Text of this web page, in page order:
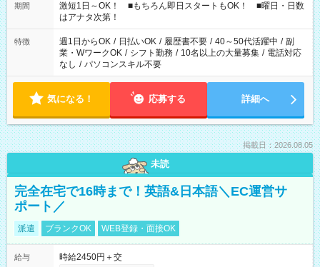
期間
激短1日～OK！ ■もちろん即日スタートもOK！ ■曜日・日数
はアナタ次第！
特徴 週1日からOK / 日払いOK / 履歴書不要 / 40～50代活躍中 / 副
業・WワークOK / シフト勤務 / 10名以上の大量募集 / 電話対応
なし / パソコンスキル不要
気になる！ 応募する 詳細へ
掲載日：2026.08.05
未読
完全在宅で16時まで！英語&日本語＼EC運営サ
ポート／
派遣 ブランクOK WEB登録・面接OK
給与
時給2450円＋交